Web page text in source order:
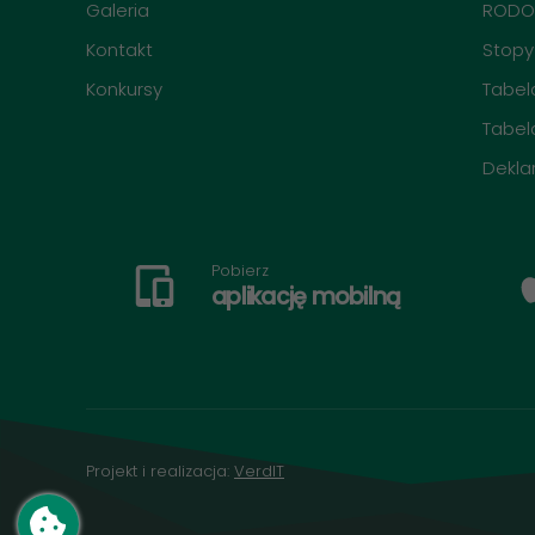
Galeria
Kontakt
Konkursy
RODO
Pobierz
aplikację mobilną
Projekt i realizacja: VerdIT